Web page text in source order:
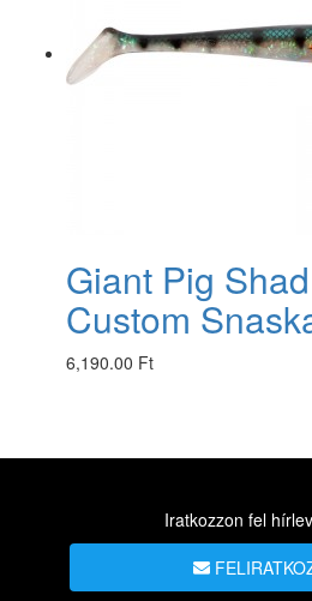
Giant Pig
Custom
6,190.00 Ft
Iratkozzon fel